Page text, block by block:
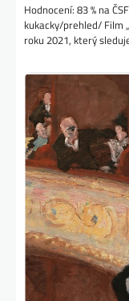
Hodnocení: 83 % na
kukacky/prehled/ Film
roku 2021, který